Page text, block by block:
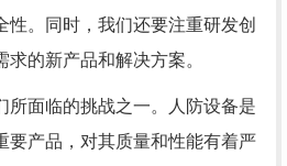
性。同时，我们还要注重研发创
的新产品和解决方案。
所面临的挑战之一。人防设备是
要产品，对其质量和性能有着严